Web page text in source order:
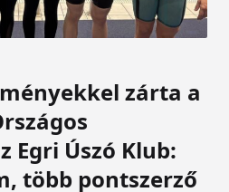
zárta a
Egri Úszó Klub:
több pontszerző